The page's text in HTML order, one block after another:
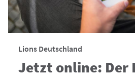
Lions Deutschland
Jetzt online: Der